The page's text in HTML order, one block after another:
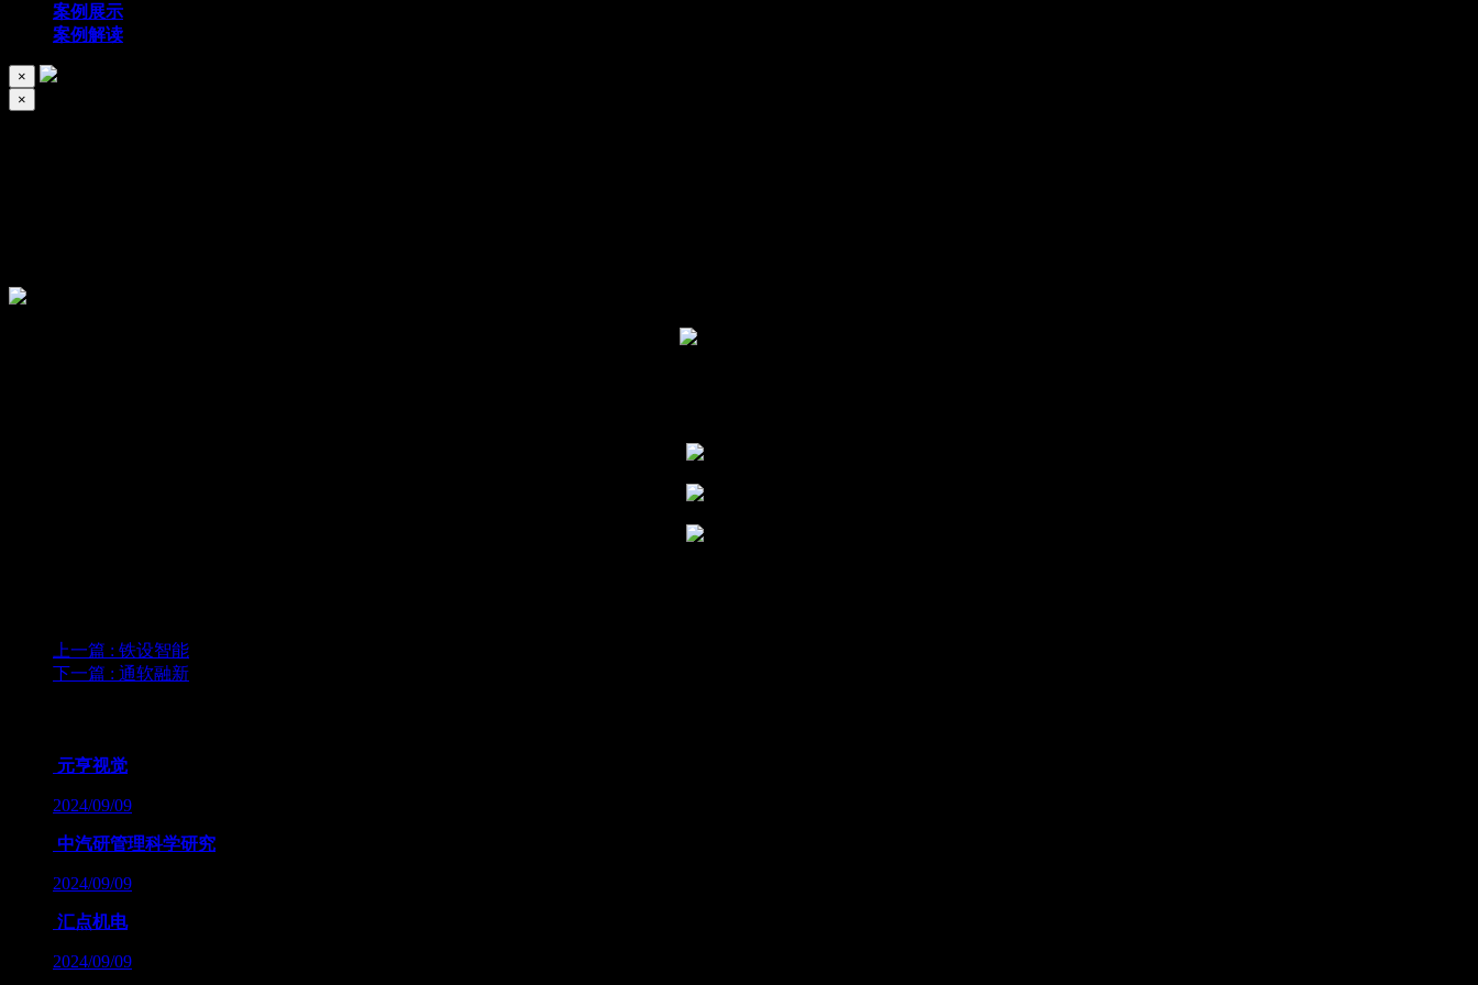
案例展示
案例解读
×
×
上一篇 : 铁设智能
下一篇 : 通软融新
元亨视觉
2024/09/09
中汽研管理科学研究
2024/09/09
汇点机电
2024/09/09